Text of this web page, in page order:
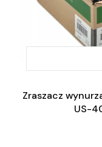
Zraszacz
US-